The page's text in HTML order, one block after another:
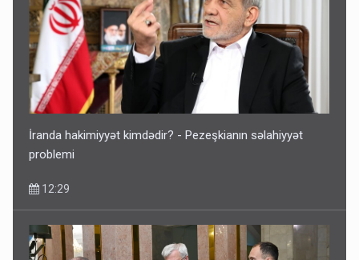
İranda hakimiyyət kimdədir? - Pezeşkianın səlahiyyət
problemi
12:29